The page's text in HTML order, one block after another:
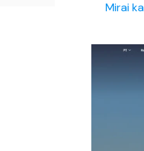
Mirai